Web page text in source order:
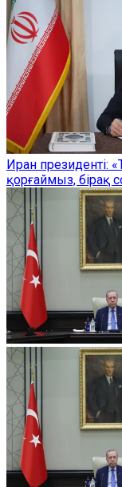
Иран президенті:
қорғаймыз, бірақ